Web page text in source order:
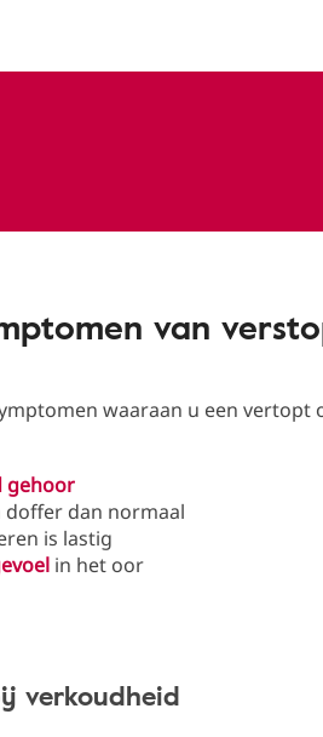
van
waaraan u een vertopt
gehoor
doffer dan normaal
is lastig
in het oor
verkoudheid